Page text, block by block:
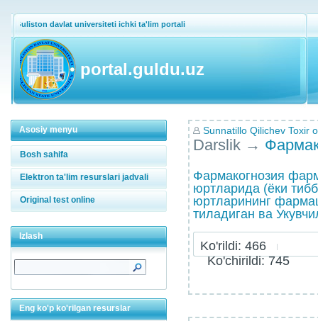
Guliston davlat universiteti ichki ta'lim portali
portal.guldu.uz
Asosiy menyu
Bosh sahifa
Elektron ta'lim resurslari jadvali
Original test online
Izlash
Eng ko'p ko'rilgan resurslar
Sunnatillo Qilichev Toxir
Darslik →
Фармакогнозия
юртларида (ёки
юртларининг
тиладиган ва
Ko'rildi: 466
Ko'chirildi: 745